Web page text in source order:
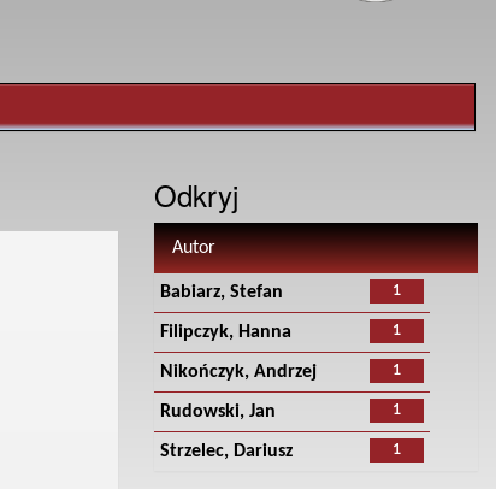
Odkryj
Autor
1
Babiarz, Stefan
1
Filipczyk, Hanna
1
Nikończyk, Andrzej
1
Rudowski, Jan
1
Strzelec, Dariusz